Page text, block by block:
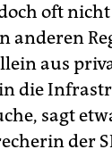
oft
anderen
aus
die
sagt
der